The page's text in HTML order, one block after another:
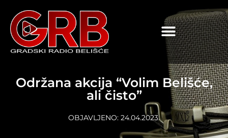
Održana akcija “Volim Belišće,
ali čisto”
OBJAVLJENO: 24.04.2023.